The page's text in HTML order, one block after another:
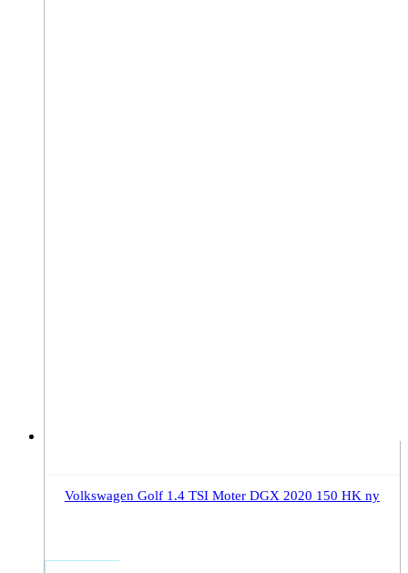
Volkswagen Golf 1.4 TSI Moter DGX 2020 150 HK ny